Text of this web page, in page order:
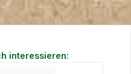
interessieren: